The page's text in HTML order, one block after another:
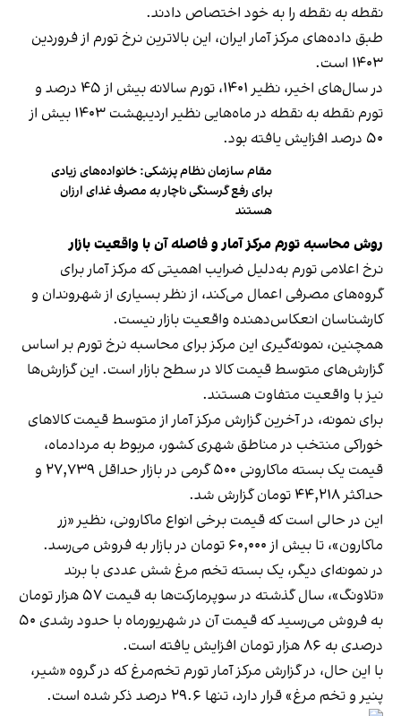
نقطه به نقطه را به خود اختصاص دادند.
طبق داده‌های مرکز آمار ایران، این بالاترین نرخ تورم از فروردین
۱۴۰۳ است.
در سال‌های اخیر، نظیر ۱۴۰۱، تورم سالانه بیش از ۴۵ درصد و
تورم نقطه به نقطه در ماه‌هایی نظیر اردیبهشت ۱۴۰۳ بیش از
۵۰ درصد افزایش یافته بود.
مقام سازمان نظام پزشکی: خانواده‌های زیادی
برای رفع گرسنگی ناچار به مصرف غذای ارزان‌
هستند
روش محاسبه تورم مرکز آمار و فاصله آن با واقعیت بازار
نرخ اعلامی تورم به‌دلیل ضرایب اهمیتی که مرکز آمار برای
گروه‌های مصرفی اعمال می‌کند، از نظر بسیاری از شهروندان و
کارشناسان انعکاس‌دهنده واقعیت بازار نیست.
همچنین، نمونه‌گیری این مرکز برای محاسبه نرخ تورم بر اساس
گزارش‌های متوسط قیمت کالا در سطح بازار است. این گزارش‌ها
نیز با واقعیت متفاوت هستند.
برای نمونه، در آخرین گزارش مرکز آمار از متوسط قیمت کالاهای
خوراکی منتخب در مناطق شهری کشور، مربوط به مردادماه،
قیمت یک بسته ماکارونی ۵۰۰ گرمی در بازار حداقل ۲۷,۷۳۹ و
حداکثر ۴۴,۲۱۸ تومان گزارش شد.
این در حالی است که قیمت برخی انواع ماکارونی، نظیر «زر
ماکارون»، تا بیش از ۶۰,۰۰۰ تومان در بازار به فروش می‌رسد.
در نمونه‌ای دیگر، یک بسته تخم مرغ شش عددی با برند
«تلاونگ»، سال گذشته در سوپرمارکت‌ها به قیمت ۵۷ هزار تومان
به فروش می‌رسید که قیمت آن در شهریورماه با حدود رشدی ۵۰
درصدی به ۸۶ هزار تومان افزایش یافته است.
با این حال، در گزارش مرکز آمار تورم تخم‌مرغ که در گروه «شیر،
پنیر و تخم مرغ» قرار دارد، تنها ۲۹.۶ درصد ذکر شده است.